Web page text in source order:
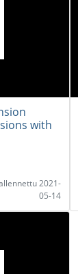
with
2021-
05-14